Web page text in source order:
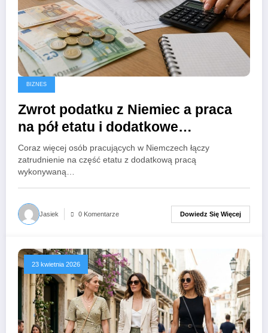
BIZNES
Zwrot podatku z Niemiec a praca
na pół etatu i dodatkowe
zatrudnienie – jak rozliczyć kilka
źródeł dochodu?
Coraz więcej osób pracujących w Niemczech łączy
zatrudnienie na część etatu z dodatkową pracą
wykonywaną…
Jasiek 0 Komentarze Dowiedz Się Więcej
23 kwietnia 2026